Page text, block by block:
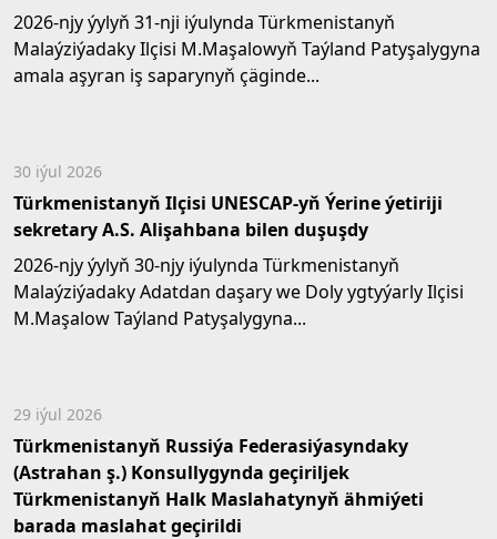
2026-njy ýylyň 31-nji iýulynda Türkmenistanyň
Malaýziýadaky Ilçisi M.Maşalowyň Taýland Patyşalygyna
amala aşyran iş saparynyň çäginde...
30 iýul 2026
Türkmenistanyň Ilçisi UNESCAP-yň Ýerine ýetiriji
sekretary A.S. Alişahbana bilen duşuşdy
2026-njy ýylyň 30-njy iýulynda Türkmenistanyň
Malaýziýadaky Adatdan daşary we Doly ygtyýarly Ilçisi
M.Maşalow Taýland Patyşalygyna...
29 iýul 2026
Türkmenistanyň Russiýa Federasiýasyndaky
(Astrahan ş.) Konsullygynda geçiriljek
Türkmenistanyň Halk Maslahatynyň ähmiýeti
barada maslahat geçirildi